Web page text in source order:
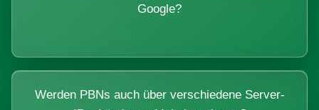
Google?
Werden PBNs auch über verschiedene Server-